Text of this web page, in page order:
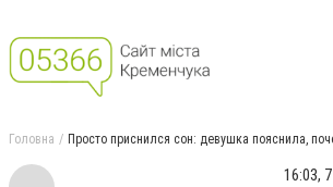
Головна Просто приснился сон: девушка пояснила,
16:03,